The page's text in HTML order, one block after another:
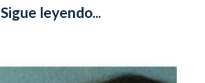
Sigue leyendo...